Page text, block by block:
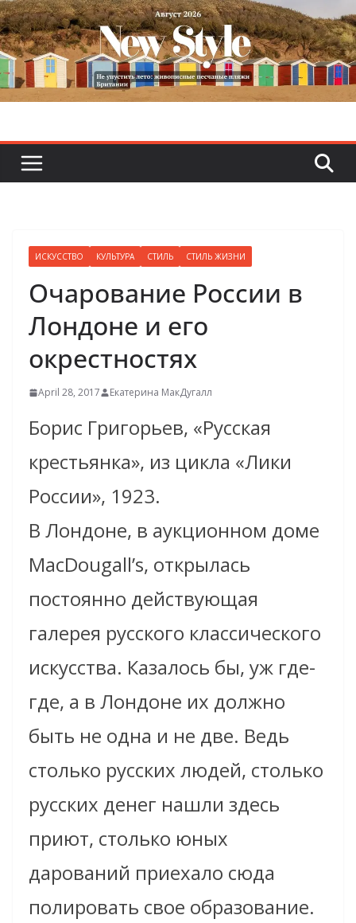
Skip
to
content
ИСКУССТВО КУЛЬТУРА СТИЛЬ СТИЛЬ ЖИЗНИ
Очарование России в
Лондоне и его
окрестностях
April 28, 2017 Екатерина МакДугалл
Борис Григорьев, «Русская
крестьянка», из цикла «Лики
России», 1923.
В Лондоне, в аукционном доме
MacDougall’s, открылась
постоянно действующая
галерея русского классического
искусства. Казалось бы, уж где-
где, а в Лондоне их должно
быть не одна и не две. Ведь
столько русских людей, столько
русских денег нашли здесь
приют, столько юных
дарований приехало сюда
полировать свое образование.